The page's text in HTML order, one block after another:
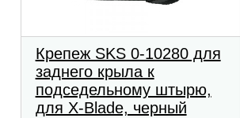
Крепеж SKS 0-10280 для
заднего крыла к
подседельному штырю,
для X-Blade, черный